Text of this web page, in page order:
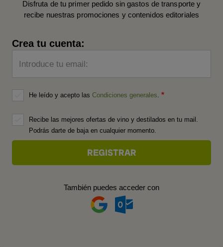
Disfruta de tu primer pedido sin gastos de transporte y
recibe nuestras promociones y contenidos editoriales
Crea tu cuenta:
Introduce tu email:
He leído y acepto las Condiciones generales.
Recibe las mejores ofertas de vino y destilados en tu mail.
Podrás darte de baja en cualquier momento.
También puedes acceder con